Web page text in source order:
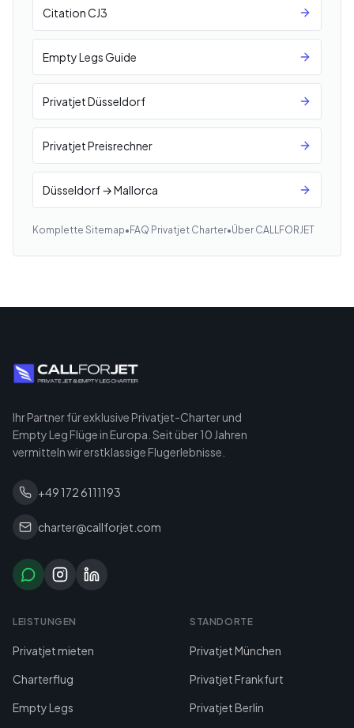
Citation CJ3
Empty Legs Guide
Privatjet Düsseldorf
Privatjet Preisrechner
Düsseldorf → Mallorca
Komplette Sitemap• FAQ Privatjet Charter•Über CALLFORJET
Ihr Partner für exklusive Privatjet-Charter und
Empty Leg Flüge in Europa. Seit über 10 Jahren
vermitteln wir erstklassige Flugerlebnisse.
+49 172 6111193
charter@callforjet.com
LEISTUNGEN
Privatjet mieten
Charterflug
Empty Legs
STANDORTE
Privatjet München
Privatjet Frankfurt
Privatjet Berlin